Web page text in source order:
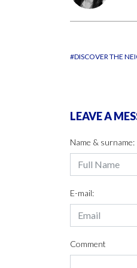
#DISCOVER THE
LEAVE A
Name & surname:
E-mail:
Comment